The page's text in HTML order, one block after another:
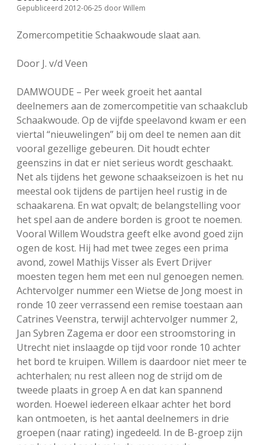
FSB: Schaakwoude II
Koppelingen
facebookinstagram
Gepubliceerd 2012-06-25 doorWillem
Zomercompetitie Schaakwoude slaat aan.
Door J. v/d Veen
DAMWOUDE – Per week groeit het aantal
deelnemers aan de zomercompetitie van schaakclub
Schaakwoude. Op de vijfde speelavond kwam er een
viertal “nieuwelingen” bij om deel te nemen aan dit
vooral gezellige gebeuren. Dit houdt echter
geenszins in dat er niet serieus wordt geschaakt.
Net als tijdens het gewone schaakseizoen is het nu
meestal ook tijdens de partijen heel rustig in de
schaakarena. En wat opvalt; de belangstelling voor
het spel aan de andere borden is groot te noemen.
Vooral Willem Woudstra geeft elke avond goed zijn
ogen de kost. Hij had met twee zeges een prima
avond, zowel Mathijs Visser als Evert Drijver
moesten tegen hem met een nul genoegen nemen.
Achtervolger nummer een Wietse de Jong moest in
ronde 10 zeer verrassend een remise toestaan aan
Catrines Veenstra, terwijl achtervolger nummer 2,
Jan Sybren Zagema er door een stroomstoring in
Utrecht niet inslaagde op tijd voor ronde 10 achter
het bord te kruipen. Willem is daardoor niet meer te
achterhalen; nu rest alleen nog de strijd om de
tweede plaats in groep A en dat kan spannend
worden. Hoewel iedereen elkaar achter het bord
kan ontmoeten, is het aantal deelnemers in drie
groepen (naar rating) ingedeeld. In de B-groep zijn